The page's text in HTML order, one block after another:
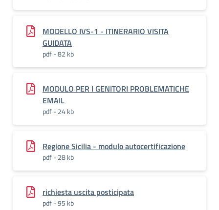
MODELLO IVS-1 - ITINERARIO VISITA
GUIDATA
pdf - 82 kb
MODULO PER I GENITORI PROBLEMATICHE
EMAIL
pdf - 24 kb
Regione Sicilia - modulo autocertificazione
pdf - 28 kb
richiesta uscita posticipata
pdf - 95 kb